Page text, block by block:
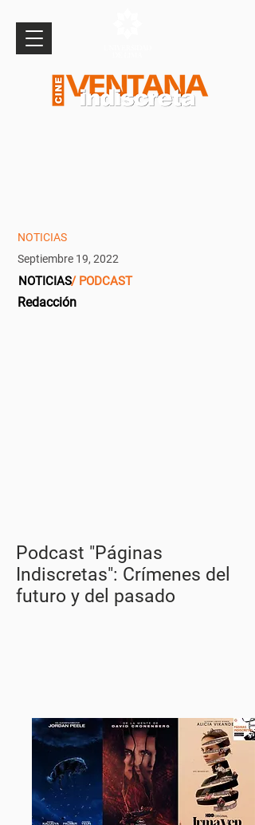
NOTICIAS
Septiembre 19, 2022
/ PODCAST
NOTICIAS
Redacción
Podcast "Páginas
Indiscretas": Crímenes del
futuro y del pasado